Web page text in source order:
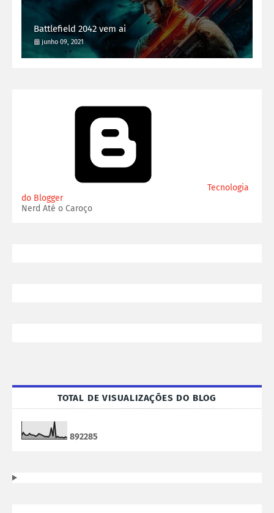
Battlefield 2042 vem ai
junho 09, 2021
Tecnologia
do Blogger
Nerd Até o Caroço
TOTAL DE VISUALIZAÇÕES DO BLOG
892285